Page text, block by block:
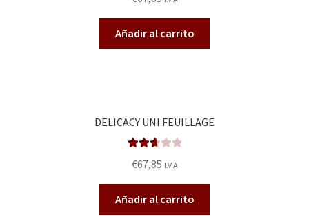
Añadir al carrito
DELICACY UNI FEUILLAGE
do en
2.71de
5
€67,85 I.V.A
Añadir al carrito